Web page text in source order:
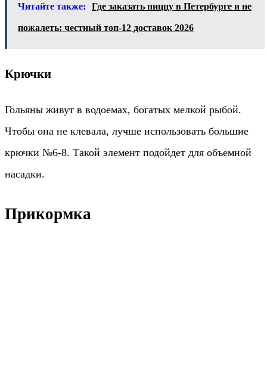
Читайте также: Где заказать пиццу в Петербурге и не
пожалеть: честный топ-12 доставок 2026
Крючки
Гольяны живут в водоемах, богатых мелкой рыбой.
Чтобы она не клевала, лучше использовать большие
крючки №6-8. Такой элемент подойдет для объемной
насадки.
Прикормка